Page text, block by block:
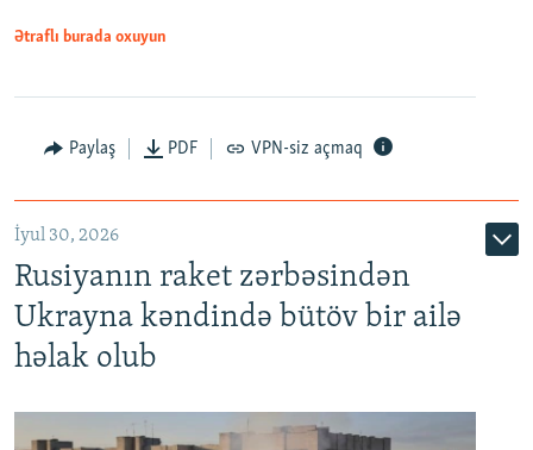
Ətraflı burada oxuyun
Paylaş PDF VPN-siz açmaq
İyul 30, 2026
Rusiyanın raket zərbəsindən
Ukrayna kəndində bütöv bir ailə
həlak olub